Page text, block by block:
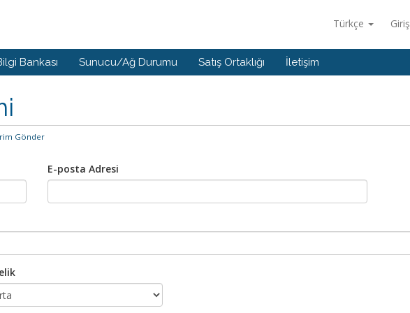
Türkçe Giriş
Bankası Sunucu/Ağ Durumu Satış Ortaklığı İletişim
Gönder
E-posta Adresi